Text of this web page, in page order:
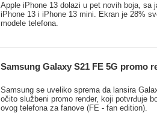
Apple iPhone 13 dolazi u pet novih boja, sa
iPhone 13 i iPhone 13 mini. Ekran je 28%
modele telefona.
Samsung Galaxy S21 FE 5G promo
Samsung se uveliko sprema da lansira
očito službeni promo render, koji potvrđuje
ovog telefona za fanove (FE - fan edition).